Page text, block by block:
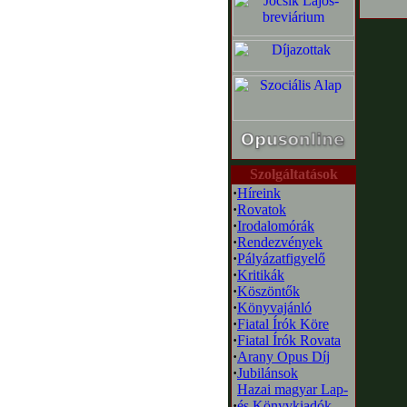
Szolgáltatások
·Híreink
·Rovatok
·Irodalomórák
·Rendezvények
·Pályázatfigyelő
·Kritikák
·Köszöntők
·Könyvajánló
·Fiatal Írók Köre
·Fiatal Írók Rovata
·Arany Opus Díj
·Jubilánsok
Hazai magyar Lap-